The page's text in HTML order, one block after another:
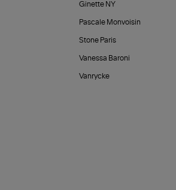
Ginette NY
Pascale Monvoisin
Stone Paris
Vanessa Baroni
Vanrycke